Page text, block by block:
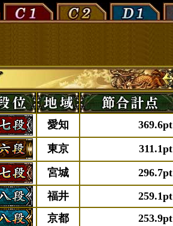
愛知
369.6pt
東京
311.1pt
宮城
296.7pt
福井
259.1pt
京都
253.9pt